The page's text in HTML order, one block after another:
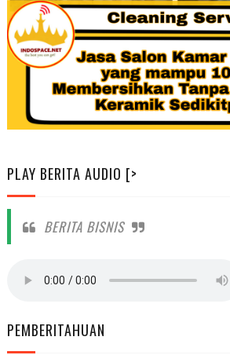
PLAY BERITA AUDIO [>
BERITA BISNIS
PEMBERITAHUAN